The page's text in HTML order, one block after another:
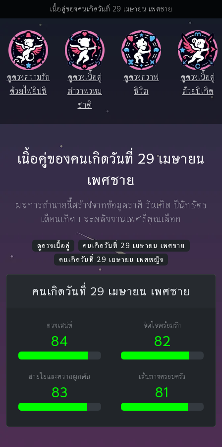
เนื้อคู่ของคนเกิดวันที่ 29 เมษายน เพศชาย
ดูดวงความรัก
ด้วยไพ่ยิปซี
ดูดวงเนื้อคู่
ตำราพรหม
ชาติ
ดูดวงกราฟ
ชีวิต
ดูดวงเนื้อคู่
ด้วยปีเกิด
เนื้อคู่ของคนเกิดวันที่ 29 เมษายน
เพศชาย
ผลการทำนายนี้สร้างจากข้อมูลราศี วันเกิด ปีนักษัตร
เดือนเกิด และพลังงานเพศที่คุณเลือก
ดูดวงเนื้อคู่
คนเกิดวันที่ 29 เมษายน เพศชาย
คนเกิดวันที่ 29 เมษายน เพศหญิง
คนเกิดวันที่ 29 เมษายน เพศชาย
ดวงเสน่ห์
84
จิตใจพร้อมรัก
82
สายใยและความผูกพัน
83
เส้นทางครอบครัว
81